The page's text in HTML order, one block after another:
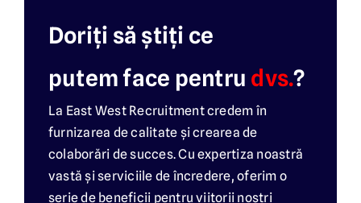
Doriți să știți ce
putem face pentru dvs.?
La East West Recruitment credem în
furnizarea de calitate și crearea de
colaborări de succes. Cu expertiza noastră
vastă și serviciile de încredere, oferim o
serie de beneficii pentru viitorii noștri